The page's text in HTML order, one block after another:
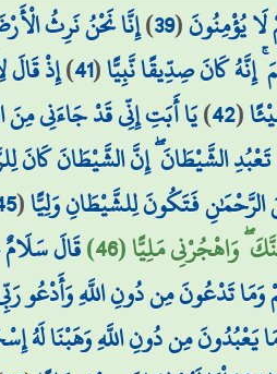
يُؤْمِنُونَ(
39
)إِنَّا نَحْنُ نَرِثُ
إِنَّهُ كَانَ صِدِّيقًا نَّبِيًّا(
41
)إِذْ قَالَ
(
42
)يَا أَبَتِ إِنِّي قَدْ جَاءَنِي مِنَ
تَعْبُدِ الشَّيْطَانَ ۖ إِنَّ الشَّيْطَانَ كَانَ
فَتَكُونَ لِلشَّيْطَانِ وَلِيًّا(
وَاهْجُرْنِي مَلِيًّا (46)
قَالَ
تَدْعُونَ مِن دُونِ اللَّهِ وَأَدْعُو
يَعْبُدُونَ مِن دُونِ اللَّهِ وَهَبْنَا لَهُ